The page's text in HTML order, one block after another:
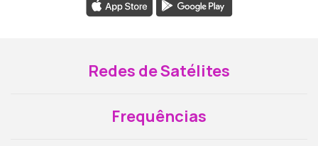
Redes de Satélites
Frequências